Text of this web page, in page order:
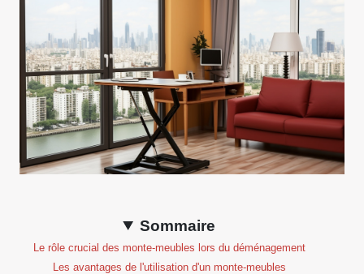
Sommaire
Le rôle crucial des monte-meubles lors du déménagement
Les avantages de l'utilisation d'un monte-meubles